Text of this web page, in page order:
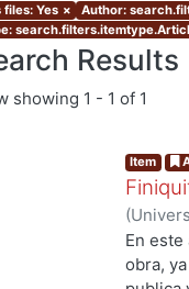
files: Yes × Author:
Results
showing 1 - 1 of 1
Item
(
Artes
12)
En
obra,